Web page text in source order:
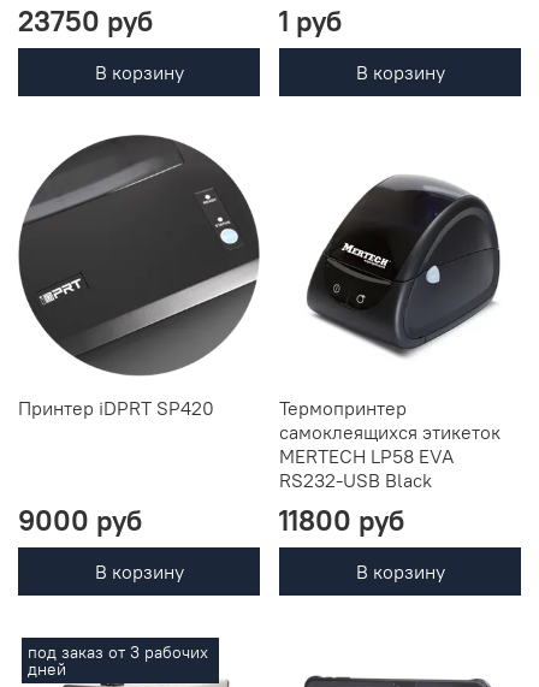
23750 руб
В корзину
1 руб
В корзину
Принтер iDPRT SP420
9000 руб
В корзину
Термопринтер
самоклеящихся этикеток
MERTECH LP58 EVA
RS232-USB Black
11800 руб
В корзину
под заказ от 3 рабочих
дней